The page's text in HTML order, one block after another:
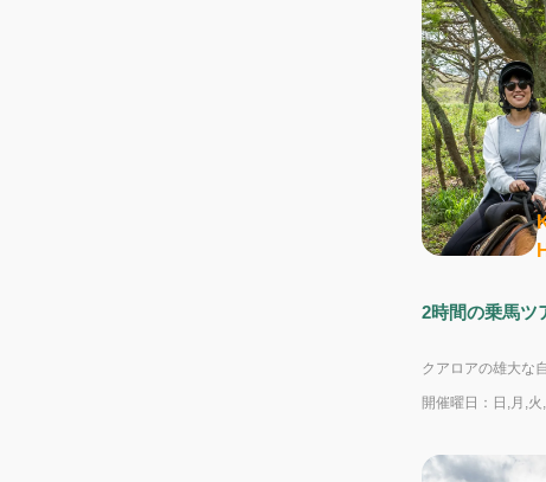
HI
2時間の乗馬ツ
開催曜日：日,月,火